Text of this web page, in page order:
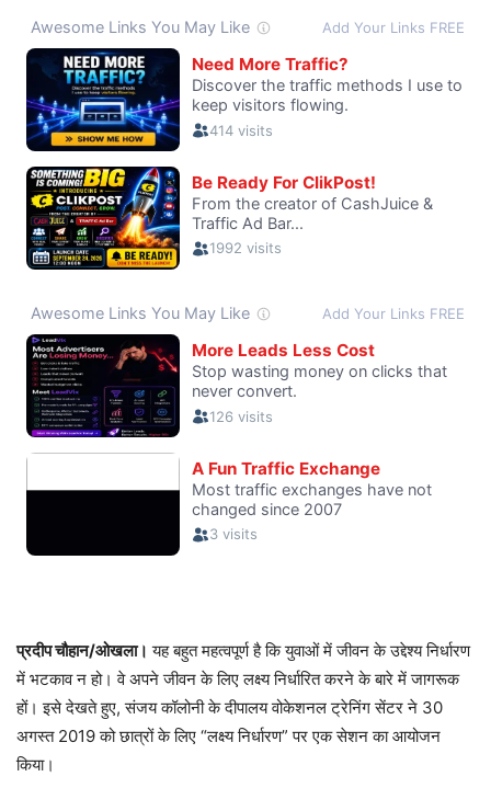
प्रदीप चौहान/ओखला। यह बहुत महत्वपूर्ण है कि युवाओं में जीवन के उद्देश्य निर्धारण
में भटकाव न हो। वे अपने जीवन के लिए लक्ष्य निर्धारित करने के बारे में जागरूक
हों। इसे देखते हुए, संजय कॉलोनी के दीपालय वोकेशनल ट्रेनिंग सेंटर ने 30
अगस्त 2019 को छात्रों के लिए “लक्ष्य निर्धारण” पर एक सेशन का आयोजन
किया।